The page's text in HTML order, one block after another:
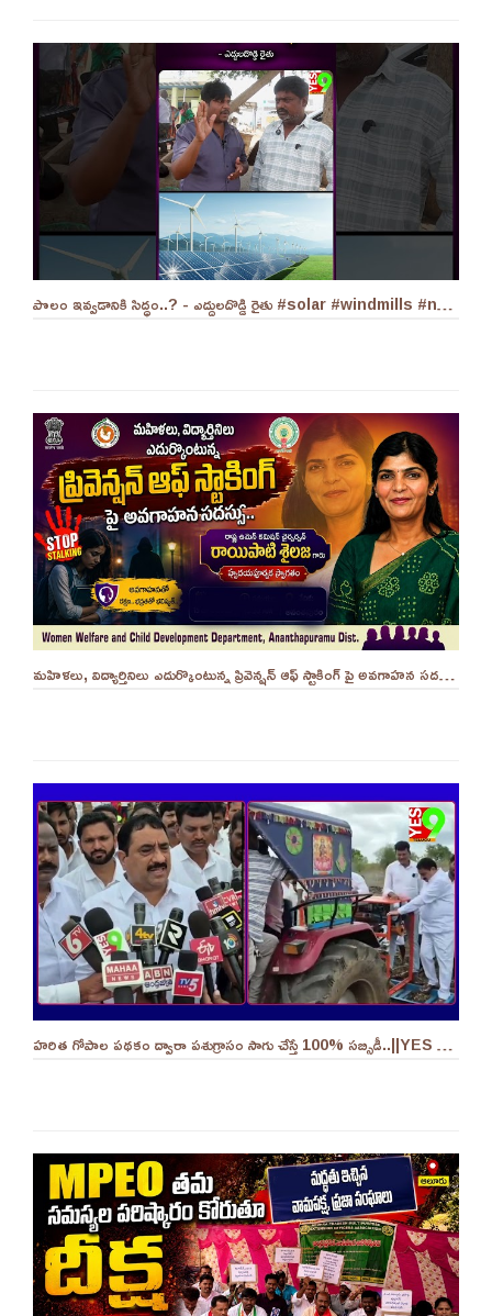
పొలం ఇవ్వడానికి సిద్ధం..? - ఎద్దులదొడ్డి రైతు #solar #windmills #naralokesh #solarenergy
మహిళలు, విద్యార్తినిలు ఎదుర్కొంటున్న ప్రివెన్షన్ ఆఫ్ స్టాకింగ్ పై అవగాహన సదస్సు.. - ||YES 9TV
హరిత గోపాల పథకం ద్వారా పశుగ్రాసం సాగు చేస్తే 100% సబ్సిడీ..||YES 9TV